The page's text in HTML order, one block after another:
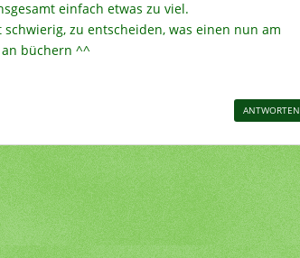
einfach etwas zu viel.
zu entscheiden, was einen nun am
büchern ^^
ANTWORTEN